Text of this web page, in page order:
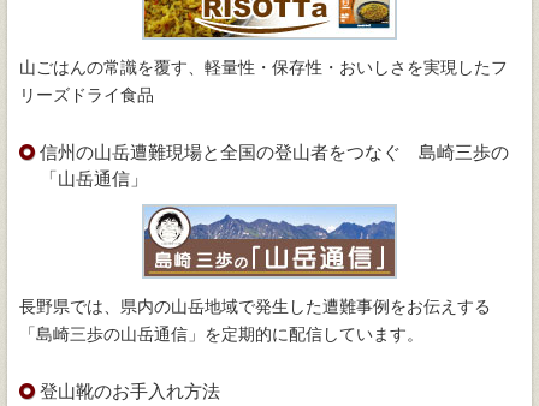
山ごはんの常識を覆す、軽量性・保存性・おいしさを実現したフ
リーズドライ食品
信州の山岳遭難現場と全国の登山者をつなぐ 島崎三歩の
「山岳通信」
長野県では、県内の山岳地域で発生した遭難事例をお伝えする
「島崎三歩の山岳通信」を定期的に配信しています。
登山靴のお手入れ方法